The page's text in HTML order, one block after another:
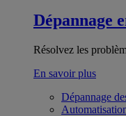
Dépannage
Résolvez les
En savoir plus
Dépannage